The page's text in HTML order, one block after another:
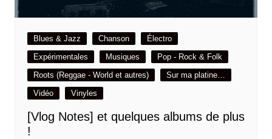
Blues & Jazz Chanson
Électro
Expérimentales
Musiques
Pop - Rock & Folk
Roots (Reggae - World et autres)
Sur ma platine…
Vidéo
Vinyles
[Vlog Notes] et quelques albums de plus
!